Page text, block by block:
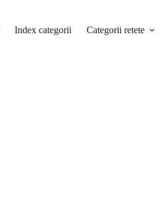
Index categorii Categorii retete